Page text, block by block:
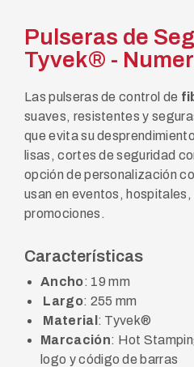
Pulseras de
Tyvek® -
ChatGPT
Las pulseras de control de
suaves, resistentes y
que evita su
lisas, cortes de seguridad
opción de personalización
usan en eventos,
promociones.
Características
Ancho: 19 mm
Largo: 255 mm
Material : Tyvek®
Marcación: Hot
logo y código de barras